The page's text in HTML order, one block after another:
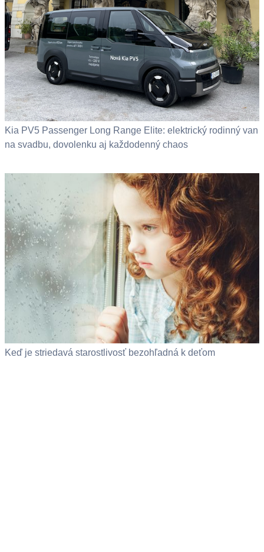
Kia PV5 Passenger Long Range Elite: elektrický rodinný van
na svadbu, dovolenku aj každodenný chaos
Keď je striedavá starostlivosť bezohľadná k deťom